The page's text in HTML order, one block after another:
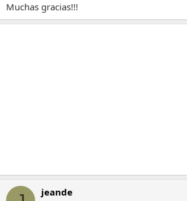
Muchas gracias!!!
jeande